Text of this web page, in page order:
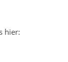
hier: